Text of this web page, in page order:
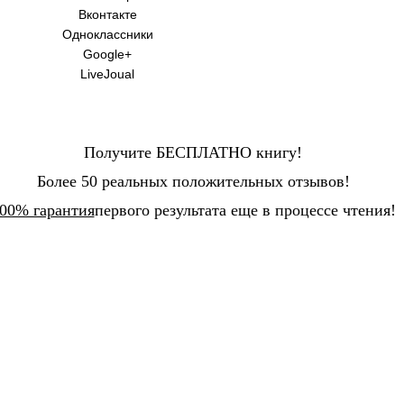
Вконтакте
Одноклассники
Google+
LiveJoual
Получите БЕСПЛАТНО книгу!
Более 50 реальных положительных отзывов!
гарантияпервого результата еще в процессе чтения!